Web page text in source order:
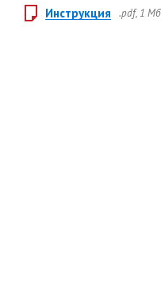
Инструкция .pdf, 1 Мб